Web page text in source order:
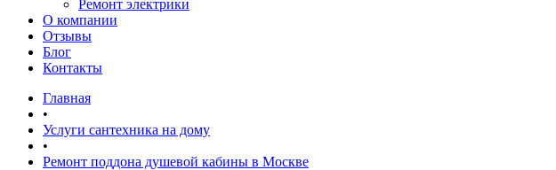
Ремонт электрики
О компании
Отзывы
Блог
Контакты
Главная
•
Услуги сантехника на дому
•
Ремонт поддона душевой кабины в Москве